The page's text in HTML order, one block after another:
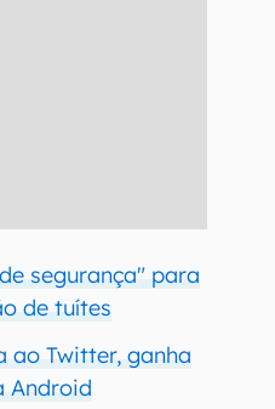
segurança" para
de tuítes
ao Twitter, ganha
Android